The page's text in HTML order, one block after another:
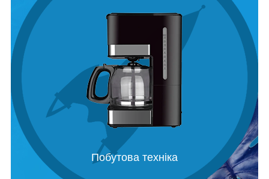
Дитячі товари